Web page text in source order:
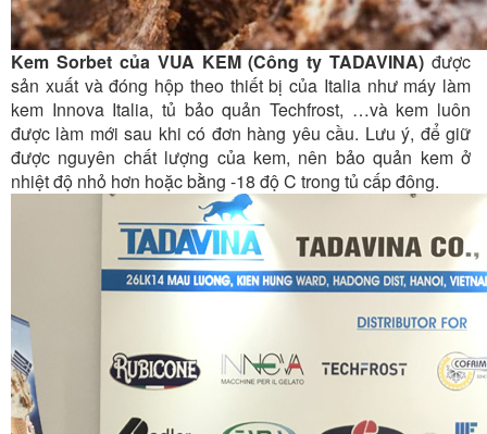
Kem Sorbet của VUA KEM (Công ty TADAVINA) được
sản xuất và đóng hộp theo thiết bị của Italia như máy làm
kem Innova Italia, tủ bảo quản Techfrost, …và kem luôn
được làm mới sau khi có đơn hàng yêu cầu. Lưu ý, để giữ
được nguyên chất lượng của kem, nên bảo quản kem ở
nhiệt độ nhỏ hơn hoặc bằng -18 độ C trong tủ cấp đông.